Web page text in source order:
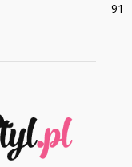
91